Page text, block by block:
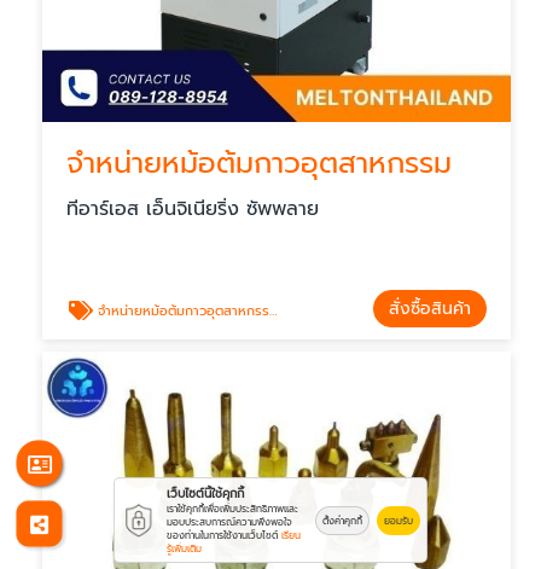
จำหน่ายหม้อต้มกาวอุตสาหกรรม
ทีอาร์เอส เอ็นจิเนียริ่ง ซัพพลาย
จำหน่ายหม้อต้มกาวอุตสาหกรรม สั่งซื้อสินค้า
เว็บไซต์นี้ใช้คุกกี้
เราใช้คุกกี้เพื่อเพิ่มประสิทธิภาพและ
มอบประสบการณ์ความพึงพอใจ
ของท่านในการใช้งานเว็บไซต์ เรียน
รู้เพิ่มเติม
ตั้งค่าคุกกี้ ยอมรับ